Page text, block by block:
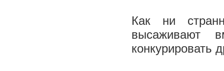
Как ни
высаживают
конкурировать